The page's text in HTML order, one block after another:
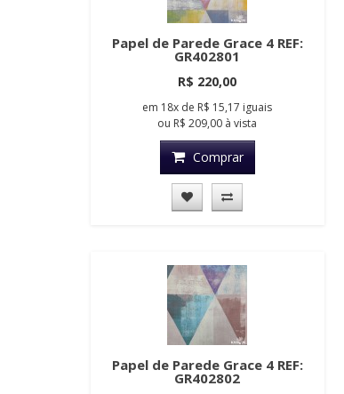
Papel de Parede Grace 4 REF:
GR402801
R$ 220,00
em 18x de R$ 15,17 iguais
ou R$ 209,00 à vista
Comprar
Papel de Parede Grace 4 REF:
GR402802